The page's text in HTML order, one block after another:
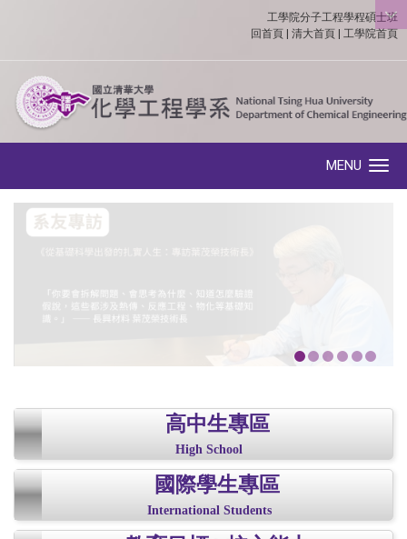
:::
工學院分子工程學程碩士班
回首頁
清大首頁 工學院首頁
MENU
高中生專區
High School
國際學生專區
International Students